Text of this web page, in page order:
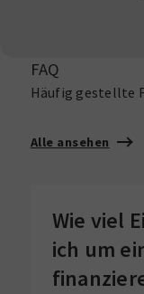
FAQ
Häufig gestellte
Alle ansehen
Wie viel
ich um